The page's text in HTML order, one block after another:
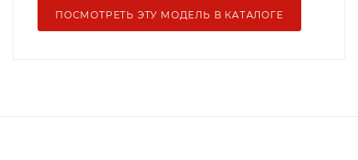
ПОСМОТРЕТЬ ЭТУ МОДЕЛЬ В КАТАЛОГЕ